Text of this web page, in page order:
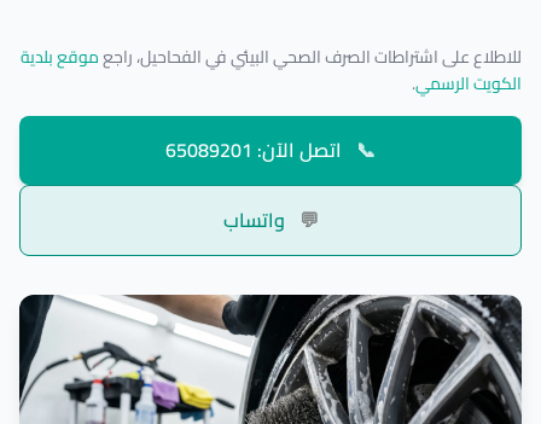
للاطلاع على اشتراطات الصرف الصحي البيئي في الفحاحيل، راجعموقع بلدية
الكويت الرسمي.
📞 اتصل الآن: 65089201
💬 واتساب